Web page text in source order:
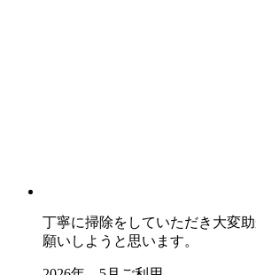
丁寧に掃除をしていただき大変
願いしようと思います。